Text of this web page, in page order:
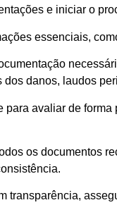
e iniciar o
essenciais,
dos danos, laudos
para avaliar de
os documentos
transparência,